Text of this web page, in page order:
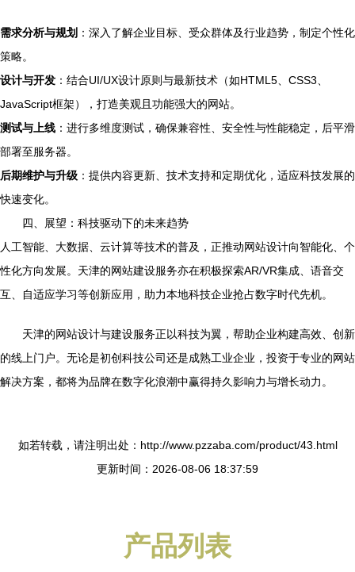
需求分析与规划 ：深入了解企业目标、受众群体及行业趋势，制定个性化
策略。
设计与开发 ：结合UI/UX设计原则与最新技术（如HTML5、CSS3、
JavaScript框架），打造美观且功能强大的网站。
测试与上线 ：进行多维度测试，确保兼容性、安全性与性能稳定，后平滑
部署至服务器。
后期维护与升级 ：提供内容更新、技术支持和定期优化，适应科技发展的
快速变化。
四、展望：科技驱动下的未来趋势
人工智能、大数据、云计算等技术的普及，正推动网站设计向智能化、个
性化方向发展。天津的网站建设服务亦在积极探索AR/VR集成、语音交
互、自适应学习等创新应用，助力本地科技企业抢占数字时代先机。
天津的网站设计与建设服务正以科技为翼，帮助企业构建高效、创新
的线上门户。无论是初创科技公司还是成熟工业企业，投资于专业的网站
解决方案，都将为品牌在数字化浪潮中赢得持久影响力与增长动力。
如若转载，请注明出处：http://www.pzzaba.com/product/43.html
更新时间：2026-08-06 18:37:59
产品列表